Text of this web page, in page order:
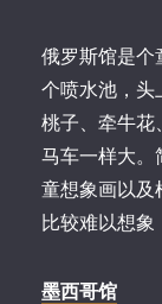
俄罗斯馆是个
个喷水池，头
桃子、牵牛花
马车一样大。
童想象画以及
比较难以想象
墨西哥馆